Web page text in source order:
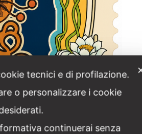
tecnici e di profilazione.
o personalizzare i cookie
continuerai senza